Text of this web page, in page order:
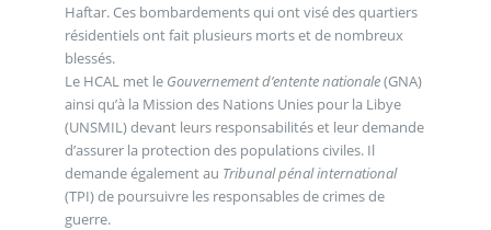
Haftar. Ces bombardements qui ont visé des quartiers
résidentiels ont fait plusieurs morts et de nombreux
blessés.
Le HCAL met le Gouvernement d’entente nationale(GNA)
ainsi qu’à la Mission des Nations Unies pour la Libye
(UNSMIL) devant leurs responsabilités et leur demande
d’assurer la protection des populations civiles. Il
demande également au Tribunal pénal international
(TPI) de poursuivre les responsables de crimes de
guerre.